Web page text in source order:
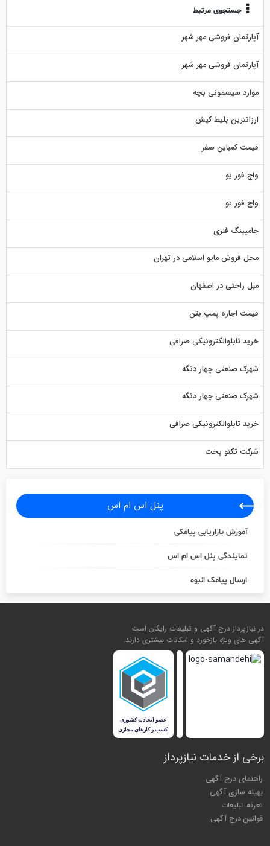
جستجوی مرتبط
آپارتمان فروشی مهر شهر
آپارتمان فروشی مهر شهر
موارد سیسمونی بچه
ارزانترین بلیط کیش
قیمت کمباین صفر
واچ فور یو
واچ فور یو
جامپینگ فنری
محل فروش مایو اسلامی در تهران
مبل راحتی در اصفهان
قیمت اجاره پمپ بتن
خرید تابلوالکترونیکی صرافی
شهرک صنعتی چهار دنگه
شهرک صنعتی چهار دنگه
خرید تابلوالکترونیکی صرافی
شرکت تکنو پخت
پنل اس ام اس
آموزش بازاریابی پیامکی
نمایندگی پنل اس ام اس
ارسال پیامک انبوه
در نیازپرداز درج آگهی و تبلیغات رایگان است
آگهی های ویژه بازخورد و امکانات بیشتری دارند.
برخی از خدمات نیازپرداز
راهنمای درج آگهی
بهینه سازی آگهی
تعرفه تبلیغات
قوانین درج آگهی